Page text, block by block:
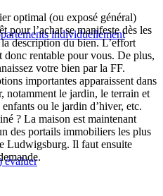
individuellement
évaluer
optimal (ou exposé général)
pour l’achat se manifeste dès les
description du bien. L’effort
donc rentable pour vous. De plus,
votre bien par la FF.
importantes apparaissent dans
notamment le jardin, le terrain et
ou le jardin d’hiver, etc.
? La maison est maintenant
des portails immobiliers les plus
Ludwigsburg. Il faut ensuite